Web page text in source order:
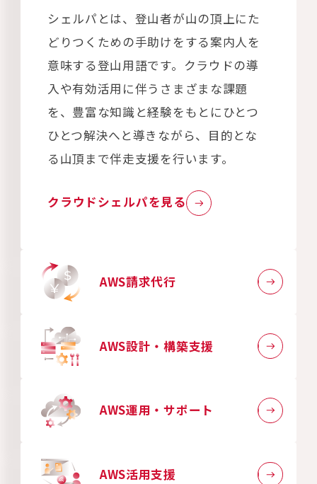
シェルパとは、登山者が山の頂上にた
どりつくための手助けをする案内人を
意味する登山用語です。クラウドの導
入や有効活用に伴うさまざまな課題
を、豊富な知識と経験をもとにひとつ
ひとつ解決へと導きながら、目的とな
る山頂まで伴走支援を行います。
クラウドシェルパを見る
AWS請求代行
AWS設計・構築支援
AWS運用・サポート
AWS活用支援